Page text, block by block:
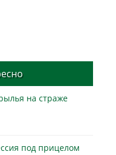
на страже
под прицелом